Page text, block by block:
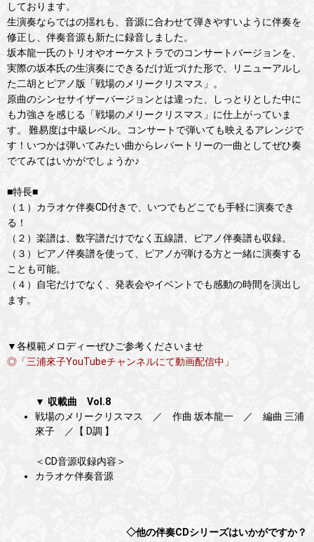
しております。
生演奏ならではの揺れも、音源に合わせて弾きやすいように伴奏を
修正し、伴奏音源も新たに録音しました。
坂本龍一氏のトリオやオーケストラでのコンサートバージョンを、
実際の坂本氏の生演奏にできるだけ近づけた形で、リニューアルし
た二胡とピアノ版「戦場のメリークリスマス」。
原曲のシンセサイザーバージョンとは違った、しっとりとした中に
も力強さを感じる「戦場のメリークリスマス」に仕上がっていま
す。 難易度は中級レベル。コンサートで弾いても映えるアレンジで
す！いつかは弾いてみたい曲からレパートリーの一曲としてぜひ奏
でてみてはいかがでしょうか♪
■特長■
（１）カラオケ伴奏CD付きで、いつでもどこでも手軽に演奏でき
る！
（２）楽譜は、数字譜だけでなく五線譜、ピアノ伴奏譜も収録。
（３）ピアノ伴奏譜を使って、ピアノが弾ける方と一緒に演奏する
ことも可能。
（４）自宅だけでなく、発表会やイベントでも感動の時間を演出し
ます。
▼各模範メロディーぜひご参考くださいませ
◎「三浦來子YouTubeチャンネルにて動画配信中」
▼ 収載曲 Vol.8
戦場のメリークリスマス ／ 作曲 坂本龍一 ／ 編曲 三浦
來子 ／【 D調 】
＜CD音源収録内容＞
カラオケ伴奏音源
◇他の伴奏CDシリーズはいかがですか？